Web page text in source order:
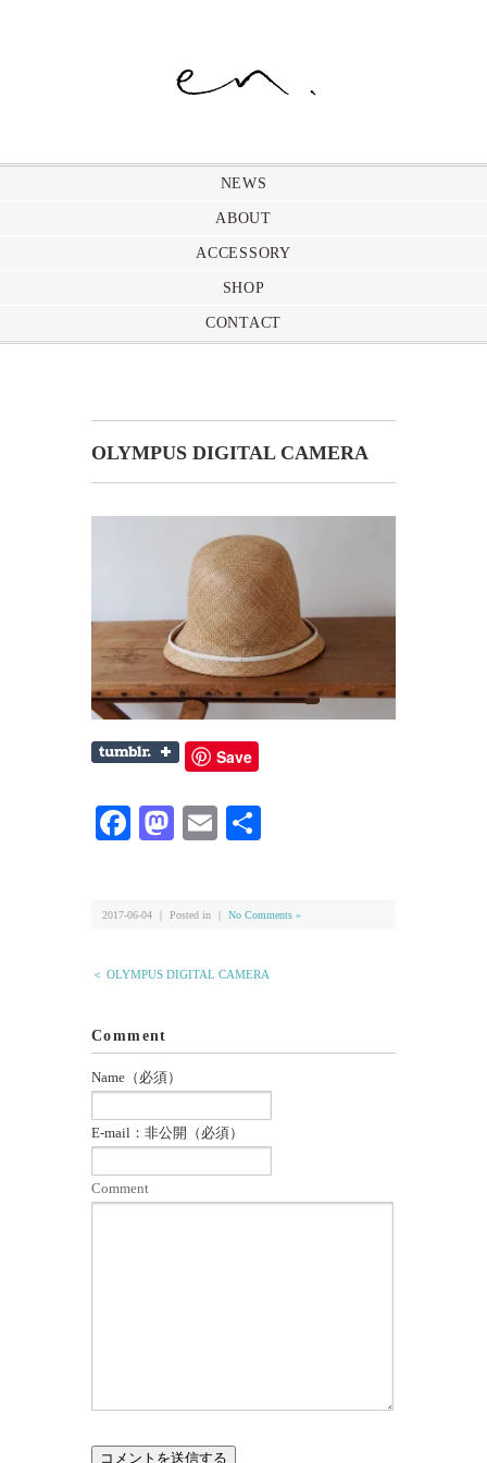
NEWS
ABOUT
ACCESSORY
SHOP
CONTACT
OLYMPUS DIGITAL CAMERA
Save
Facebook
Mastodon
Email
2017-06-04 ｜ Posted in ｜ No Comments »
＜ OLYMPUS DIGITAL CAMERA
Comment
Name（必須）
E-mail：非公開（必須）
Comment